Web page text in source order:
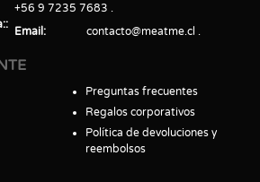
+56 9 7235 7683
Email
contacto@meatme.cl
Preguntas frecuentes
Regalos corporativos
Política de devoluciones y
reembolsos